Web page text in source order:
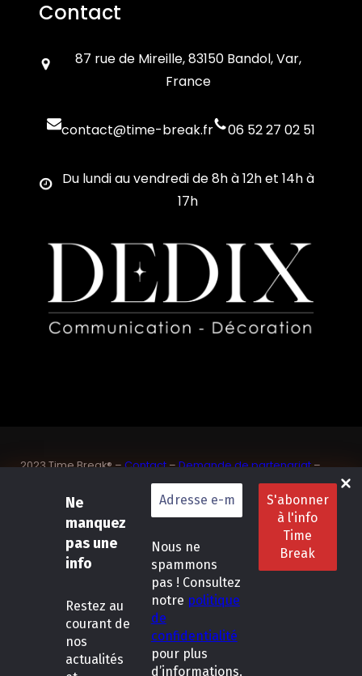
Ne
manquez
pas une
info
Restez au
courant de
nos
actualités
Nous ne
spammons
pas ! Consultez
notre politique
de
confidentialité
pour plus
d’informations.
Contact
87 rue de Mireille, 83150 Bandol, Var,
France
contact@time-break.fr 06 52 27 02 51
Du lundi au vendredi de 8h à 12h et 14h à
17h
2023 Time Break® –Contact–Demande de partenariat–
Sponsoriser un joueur de padel français
SASU Dedix Communication – 87 rue de Mireille – 83 150
Bandol – Var
Politique de confidentialité
Conditions
générales de location
Follow Us :LinkedIn
Instagram